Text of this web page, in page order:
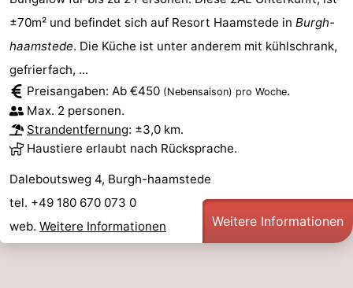
±70m² und befindet sich auf Resort Haamstede in Burgh-
haamstede. Die Küche ist unter anderem mit kühlschrank,
gefrierfach, ...
Preisangaben: Ab €450 (Nebensaison) pro Woche.
Max. 2 personen.
Strandentfernung: ±3,0 km.
Haustiere erlaubt nach Rücksprache.
Daleboutsweg 4, Burgh-haamstede
tel. +49 180 670 073 0
web. Weitere Informationen Weitere Informationen